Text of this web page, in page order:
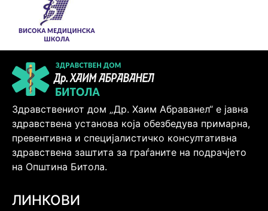
Здравствениот дом „Др. Хаим Абраванел“ е јавна
здравствена установа која обезбедува примарна,
превентивна и специјалистичко консултативна
здравствена заштита за граѓаните на подрачјето
на Општина Битола.
ЛИНКОВИ